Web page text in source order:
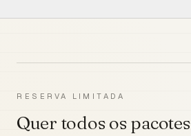
RESERVA LIMITADA
Quer todos os pacotes